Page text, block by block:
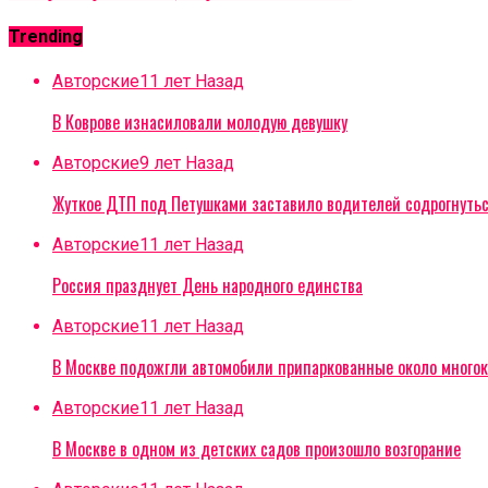
Trending
Авторские11 лет Назад
В Коврове изнасиловали молодую девушку
Авторские9 лет Назад
Жуткое ДТП под Петушками заставило водителей
Авторские11 лет Назад
Россия празднует День народного единства
Авторские11 лет Назад
В Москве подожгли автомобили припаркованные около
Авторские11 лет Назад
В Москве в одном из детских садов произошло возгорание